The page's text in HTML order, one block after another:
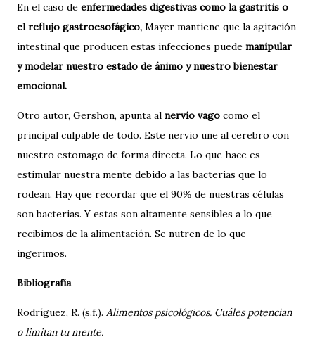
En el caso de enfermedades digestivas como la gastritis o
el reflujo gastroesofágico, Mayer mantiene que la agitación
intestinal que producen estas infecciones puede manipular
y modelar nuestro estado de ánimo y nuestro bienestar
emocional.
Otro autor, Gershon, apunta al nervio vago como el
principal culpable de todo. Este nervio une al cerebro con
nuestro estomago de forma directa. Lo que hace es
estimular nuestra mente debido a las bacterias que lo
rodean. Hay que recordar que el 90% de nuestras células
son bacterias. Y estas son altamente sensibles a lo que
recibimos de la alimentación. Se nutren de lo que
ingerimos.
Bibliografía
Rodríguez, R. (s.f.). Alimentos psicológicos. Cuáles potencian
o limitan tu mente.